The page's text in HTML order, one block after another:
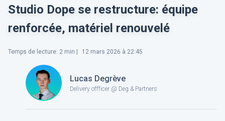
Studio Dope se restructure: équipe
renforcée, matériel renouvelé
Temps de lecture: 2 min | 12 mars 2026 à 22:45
Lucas Degrève
Delivery offficer @ Deg & Partners